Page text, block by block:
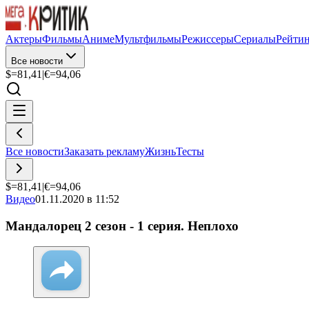
АктерыФильмыАнимеМультфильмыРежиссерыСериалы
Все новости
$=81,41 |€=94,06
Все новостиЗаказать рекламуЖизньТесты
$=81,41 |€=94,06
Видео01.11.2020 в 11:52
Мандалорец 2 сезон - 1 серия. Неплохо